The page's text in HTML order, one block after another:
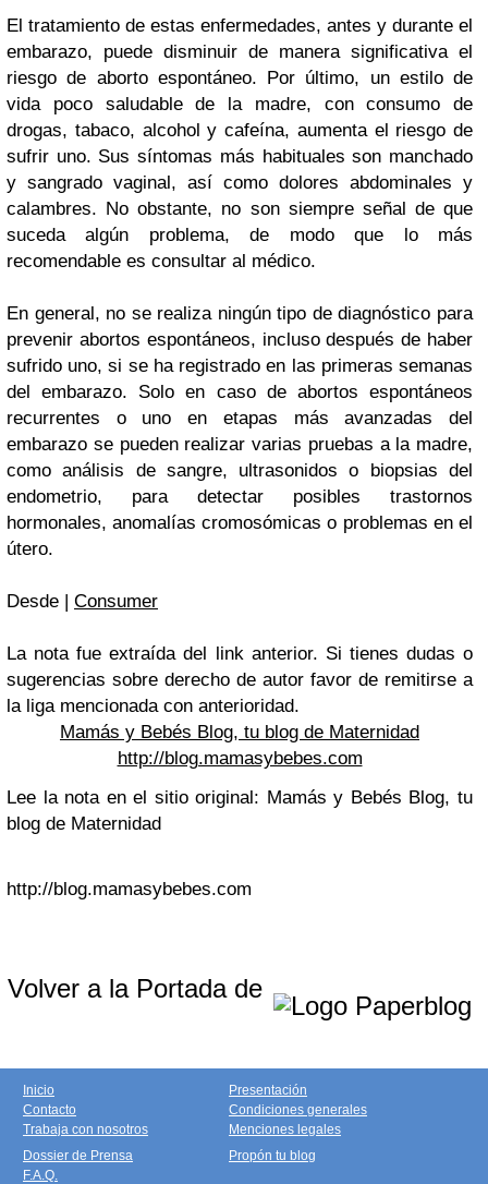
El tratamiento de estas enfermedades, antes y durante el
embarazo, puede disminuir de manera significativa el
riesgo de aborto espontáneo. Por último, un estilo de
vida poco saludable de la madre, con consumo de
drogas, tabaco, alcohol y cafeína, aumenta el riesgo de
sufrir uno. Sus síntomas más habituales son manchado
y sangrado vaginal, así como dolores abdominales y
calambres. No obstante, no son siempre señal de que
suceda algún problema, de modo que lo más
recomendable es consultar al médico.
En general, no se realiza ningún tipo de diagnóstico para
prevenir abortos espontáneos, incluso después de haber
sufrido uno, si se ha registrado en las primeras semanas
del embarazo. Solo en caso de abortos espontáneos
recurrentes o uno en etapas más avanzadas del
embarazo se pueden realizar varias pruebas a la madre,
como análisis de sangre, ultrasonidos o biopsias del
endometrio, para detectar posibles trastornos
hormonales, anomalías cromosómicas o problemas en el
útero.
Desde | Consumer
La nota fue extraída del link anterior. Si tienes dudas o
sugerencias sobre derecho de autor favor de remitirse a
la liga mencionada con anterioridad.
Mamás y Bebés Blog, tu blog de Maternidad
http://blog.mamasybebes.com
Lee la nota en el sitio original: Mamás y Bebés Blog, tu
blog de Maternidad
http://blog.mamasybebes.com
Volver a la Portada de
Inicio
Contacto
Trabaja con nosotros
Presentación
Condiciones generales
Menciones legales
Dossier de Prensa
F.A.Q.
Propón tu blog